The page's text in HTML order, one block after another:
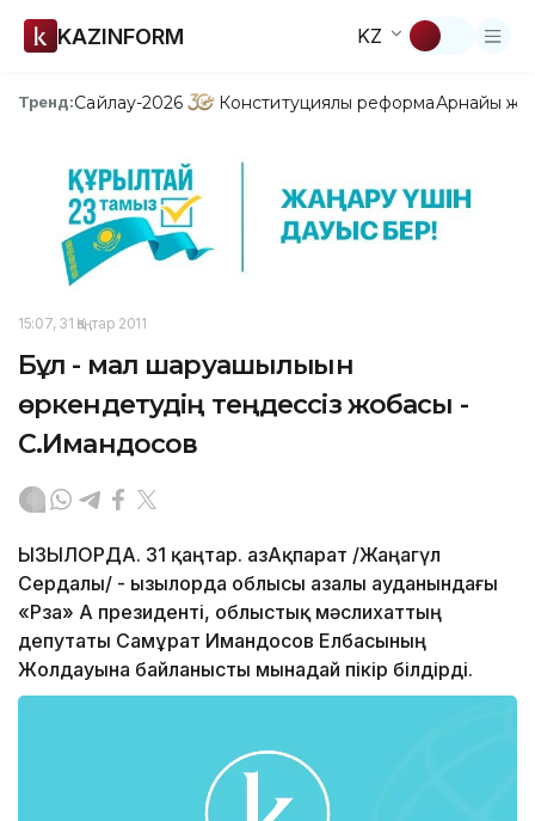
KAZINFORM KZ
Тренд:Сайлау-2026 Конституциялық реформаАрнайы
15:07, 31 Қаңтар 2011
Бұл - мал шаруашылығын
өркендетудің теңдессіз жобасы -
С.Имандосов
ҚЫЗЫЛОРДА. 31 қаңтар. ҚазАқпарат /Жаңагүл
Сердалы/ - Қызылорда облысы Қазалы ауданындағы
«Рза» АҚ президенті, облыстық мәслихаттың
депутаты Самұрат Имандосов Елбасының
Жолдауына байланысты мынадай пікір білдірді.